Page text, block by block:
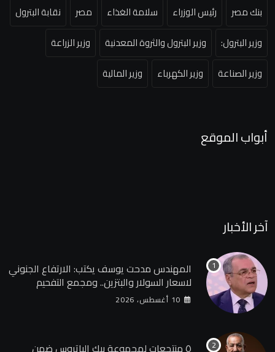
بنك مصر
رئيس الوزراء سلامة الغذاء مصر
نقابة البترول
وزير البترول:
وزير البترول والثروة المعدنية
وزير الزراعة
وزير الصناعة
وزير الكهرباء وزير المالية
أبواب الموقع
آخر الأخبار
المهندس مدحت يوسف يكتب: الارتفاع الجنوني
لاسعار السولار والبتزين.. ومجمع التفحيم
للمازوت بشركة السويس
10 أغسطس، 2026